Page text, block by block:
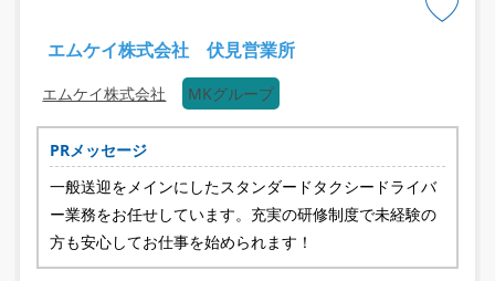
エムケイ株式会社 伏見営業所
エムケイ株式会社 MKグループ
PRメッセージ
一般送迎をメインにしたスタンダードタクシードライバ
ー業務をお任せしています。充実の研修制度で未経験の
方も安心してお仕事を始められます！